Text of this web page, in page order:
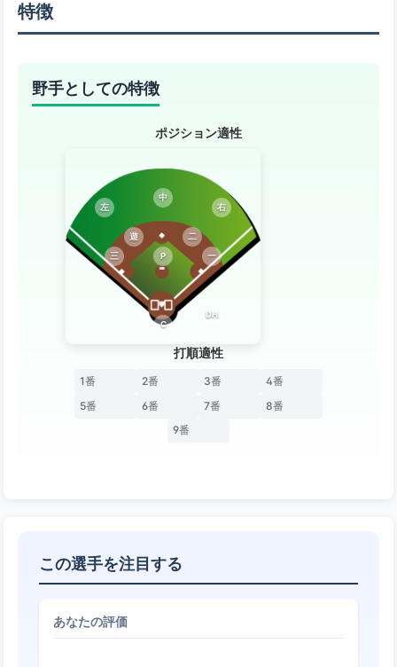
特徴
野手としての特徴
ポジション適性
P
C
一
二
三
遊
左
中
右
DH
打順適性
1番 2番 3番
4番
5番
6番 7番
8番
9番
この選手を注目する
あなたの評価